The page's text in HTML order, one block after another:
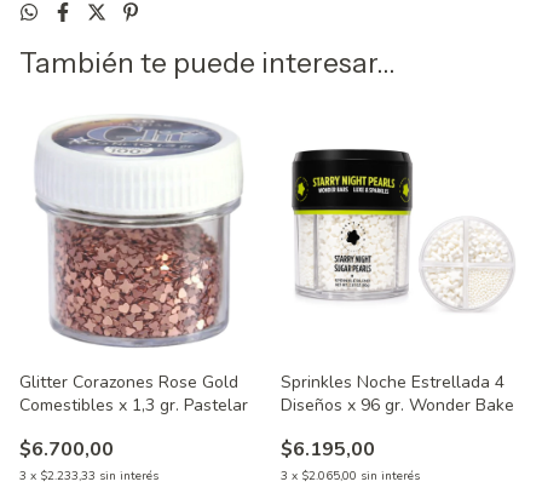
También te puede interesar...
Glitter Corazones Rose Gold
Comestibles x 1,3 gr. Pastelar
$6.700,00
3 x $2.233,33 sin interés
Sprinkles Noche Estrellada 4
Diseños x 96 gr. Wonder Bake
$6.195,00
3 x $2.065,00 sin interés